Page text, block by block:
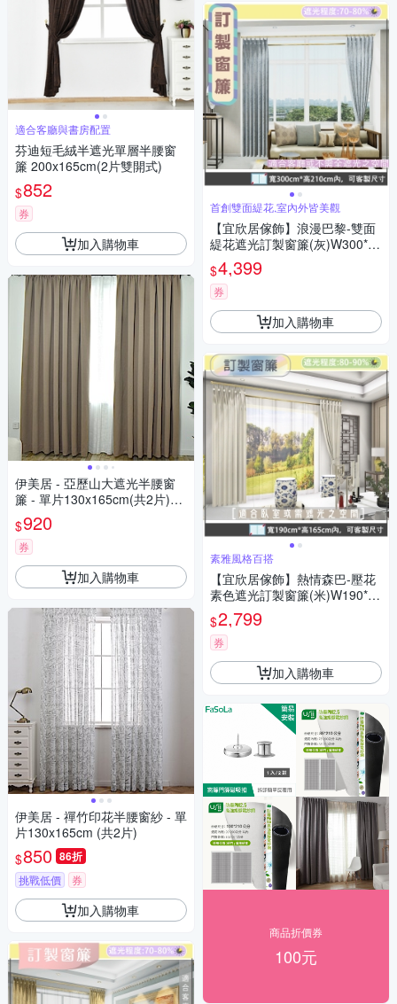
適合客廳與書房配置
芬迪短毛絨半遮光單層半腰窗
簾 200x165cm(2片雙開式)
$852
券
加入購物車
伊美居 - 亞歷山大遮光半腰窗
簾 - 單片130x165cm(共2片)二
色
$920
券
加入購物車
伊美居 - 禪竹印花半腰窗紗 - 單
片130x165cm (共2片)
$850 86折
挑戰低價 券
加入購物車
首創雙面緹花,室內外皆美觀
【宜欣居傢飾】浪漫巴黎-雙面
緹花遮光訂製窗簾(灰)W300*H
210cm以內*2片/台灣製MIT
$4,399
券
加入購物車
素雅風格百搭
【宜欣居傢飾】熱情森巴-壓花
素色遮光訂製窗簾(米)W190*H
165cm以內*2片/半腰/台灣製
$2,799
券
加入購物車
商品折價券
100元